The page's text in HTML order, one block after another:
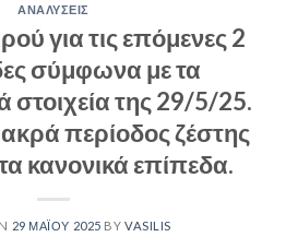
ΑΝΑΛΥΣΕΙΣ
για τις επόμενες 2
σύμφωνα με τα
της 29/5/25.
περίοδος ζέστης
κανονικά επίπεδα.
29 ΜΑΪ́ΟΥ 2025 BYVASILIS